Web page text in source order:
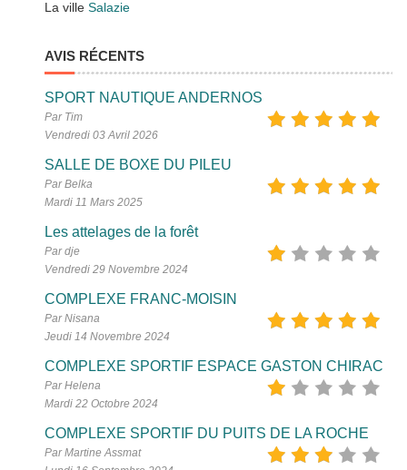
La villeSalazie
AVIS RÉCENTS
SPORT NAUTIQUE ANDERNOS
Par Tim
Vendredi 03 Avril 2026
SALLE DE BOXE DU PILEU
Par Belka
Mardi 11 Mars 2025
Les attelages de la forêt
Par dje
Vendredi 29 Novembre 2024
COMPLEXE FRANC-MOISIN
Par Nisana
Jeudi 14 Novembre 2024
COMPLEXE SPORTIF ESPACE GASTON CHIRAC
Par Helena
Mardi 22 Octobre 2024
COMPLEXE SPORTIF DU PUITS DE LA ROCHE
Par Martine Assmat